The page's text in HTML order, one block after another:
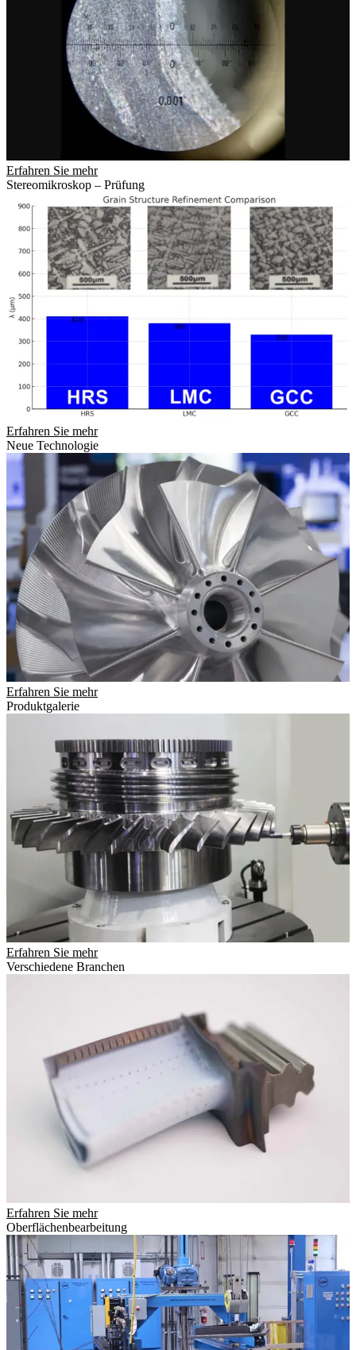
Erfahren Sie mehr
Stereomikroskop – Prüfung
Erfahren Sie mehr
Neue Technologie
Erfahren Sie mehr
Produktgalerie
Erfahren Sie mehr
Verschiedene Branchen
Erfahren Sie mehr
Oberflächenbearbeitung